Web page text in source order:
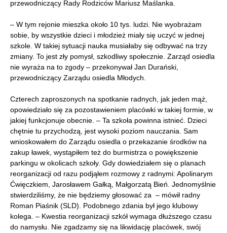
przewodniczący Rady Rodziców Mariusz Maślanka.
– W tym rejonie mieszka około 10 tys. ludzi. Nie wyobrażam
sobie, by wszystkie dzieci i młodzież miały się uczyć w jednej
szkole. W takiej sytuacji nauka musiałaby się odbywać na trzy
zmiany. To jest zły pomysł, szkodliwy społecznie. Zarząd osiedla
nie wyraża na to zgody – przekonywał Jan Durański,
przewodniczący Zarządu osiedla Młodych.
Czterech zaproszonych na spotkanie radnych, jak jeden mąż,
opowiedziało się za pozostawieniem placówki w takiej formie, w
jakiej funkcjonuje obecnie. – Ta szkoła powinna istnieć. Dzieci
chętnie tu przychodzą, jest wysoki poziom nauczania. Sam
wnioskowałem do Zarządu osiedla o przekazanie środków na
zakup ławek, wystąpiłem też do burmistrza o powiększenie
parkingu w okolicach szkoły. Gdy dowiedziałem się o planach
reorganizacji od razu podjąłem rozmowy z radnymi: Apolinarym
Ćwięczkiem, Jarosławem Gałką, Małgorzatą Bień. Jednomyślnie
stwierdziliśmy, że nie będziemy głosować za – mówił radny
Roman Piaśnik (SLD). Podobnego zdania był jego klubowy
kolega. – Kwestia reorganizacji szkół wymaga dłuższego czasu
do namysłu. Nie zgadzamy się na likwidację placówek, swój